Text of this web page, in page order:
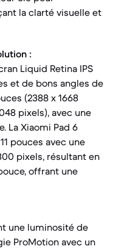
la clarté visuelle et
:
Liquid Retina IPS
et de bons angles de
(2388 x 1668
pixels), avec une
La Xiaomi Pad 6
pouces avec une
pixels, résultant en
offrant une
une luminosité de
ProMotion avec un